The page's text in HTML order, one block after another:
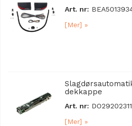
Art. nr:
[Mer] »
dekkappe
Art. nr: DO29202311
[Mer] »